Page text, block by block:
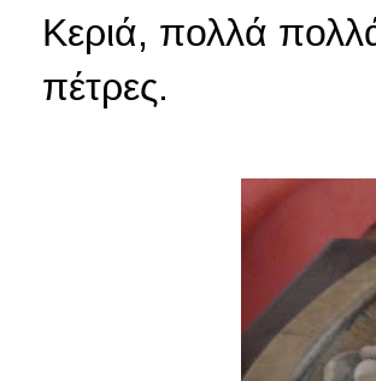
Κεριά, πολλά
πέτρες.